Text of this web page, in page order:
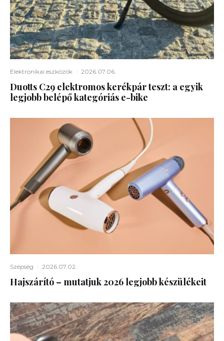
Elektronikai eszközök · 2026.07.06.
Duotts C29 elektromos kerékpár teszt: a egyik
legjobb belépő kategóriás e-bike
Szépség · 2026.07.02.
Hajszárító – mutatjuk 2026 legjobb készülékeit